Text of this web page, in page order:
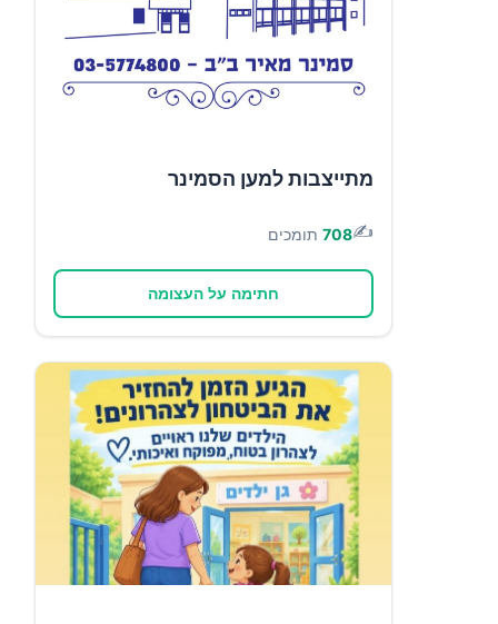
מתייצבות למען הסמינר
✍️
708 תומכים
חתימה על העצומה